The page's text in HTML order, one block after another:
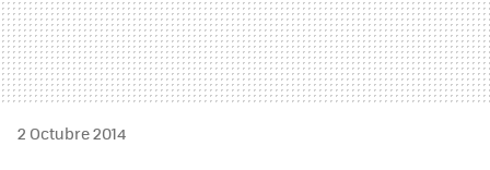
2 Octubre 2014